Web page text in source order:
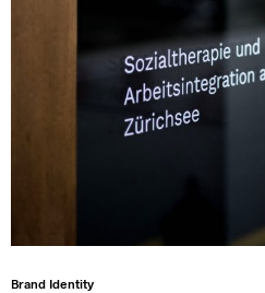
Brand Identity